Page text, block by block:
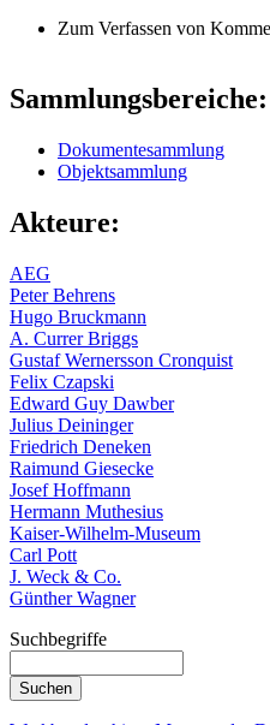
Zum Verfassen von
Sammlungsbereiche:
Dokumentesammlung
Objektsammlung
Akteure:
AEG
Peter Behrens
Hugo Bruckmann
A. Currer Briggs
Gustaf Wernersson Cronquist
Felix Czapski
Edward Guy Dawber
Julius Deininger
Friedrich Deneken
Raimund Giesecke
Josef Hoffmann
Hermann Muthesius
Kaiser-Wilhelm-Museum
Carl Pott
J. Weck & Co.
Günther Wagner
Suchbegriffe